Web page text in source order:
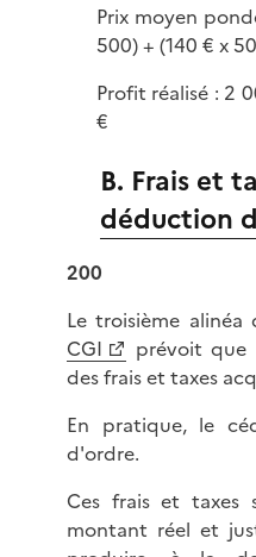
Prix moyen
500) + (140 € x
Profit réalisé : 2
€
B. Frais et
déduction
200
Le troisième
CGI
prévoit
des frais et taxes
En pratique, le
d'ordre.
Ces frais et taxes
montant réel et